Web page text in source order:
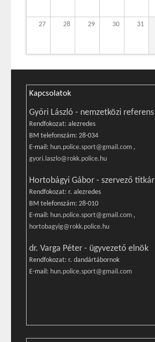
27 28 29 30 31
Kapcsolatok
Győri László - nemzetközi referens
Rendfokozat: alezredes
BM telefonszám: 28-034
E-mail: hun.police.sport@gmail.com ,
gyori.laszlo@rokk.police.hu
Hortobágyi Gábor - szervező titkár
Rendfokozat: r. alezredes
BM telefonszám: 28-010
E-mail: hun.police.sport@gmail.com ,
hortobagyig@rokk.police.hu
dr. Varga Péter - ügyvezető elnök
Rendfokozat: r. dandártábornok
E-mail: hun.police.sport@gmail.com